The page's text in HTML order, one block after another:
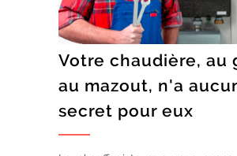
Votre chaudière, au
au mazout, n'a
secret pour eux